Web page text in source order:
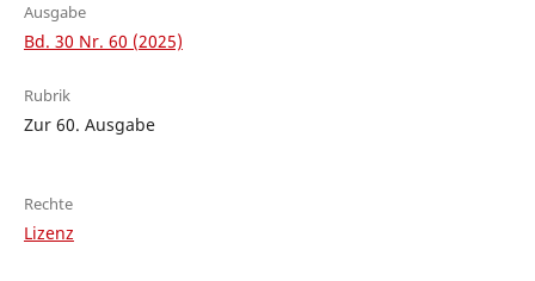
Ausgabe
Bd. 30 Nr. 60 (2025)
Rubrik
Zur 60. Ausgabe
Rechte
Lizenz